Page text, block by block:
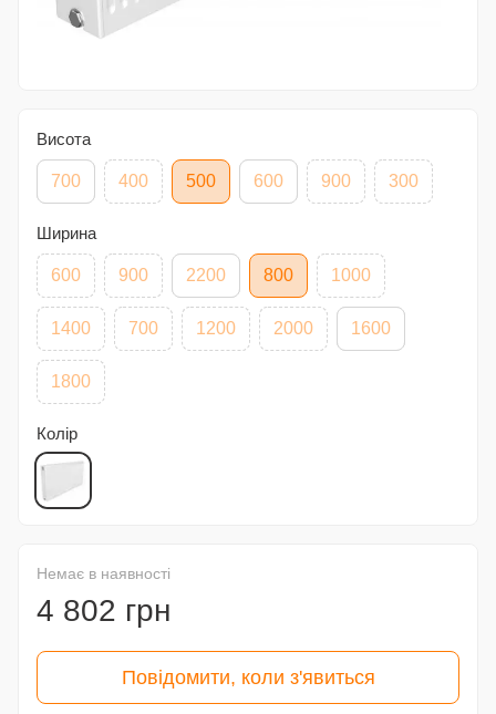
Висота
700 400 500 600 900 300
Ширина
600 900 2200 800 1000
1400 700 1200 2000 1600
1800
Колір
Немає в наявності
4 802 грн
Повідомити, коли з'явиться